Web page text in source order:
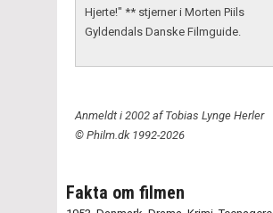
Hjerte!" ** stjerner i Morten Piils
Gyldendals Danske Filmguide.
Anmeldt i 2002 af Tobias Lynge Herler
© Philm.dk 1992-2026
Fakta om filmen